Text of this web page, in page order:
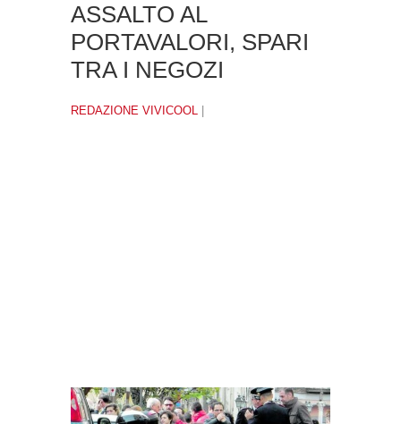
ASSALTO AL
PORTAVALORI, SPARI
TRA I NEGOZI
REDAZIONE VIVICOOL